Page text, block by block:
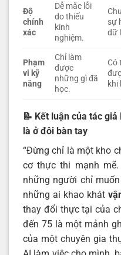
Độ
chính
xác
Dễ mắc lỗi
do thiếu
kinh
nghiệm.
sự
dữ
Phạm
vi kỹ
năng
Chỉ làm
được
những gì đã
học.
Có
khi
📝 Kết luận của tác
là ở đôi bàn tay
“Đừng chỉ là một kho
cơ thực thi mạnh
những người chỉ
những ai khao khát
thay đổi thực tại của
đến 75 là một mảnh
của một chuyên gia